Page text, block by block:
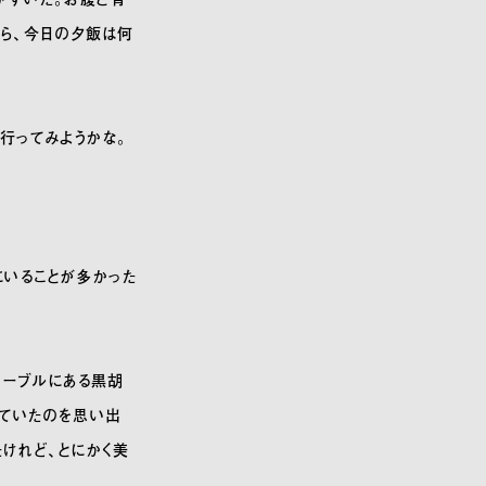
、今日の夕飯は何
てみようかな。
ることが多かった
ブルにある黒胡
いたのを思い出
れど、とにかく美